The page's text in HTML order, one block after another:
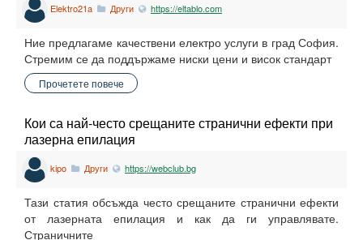
Elektro21a Други https://eltablo.com
Ние предлагаме качествени електро услуги в град София.
Стремим се да поддържаме ниски цени и висок стандарт
Прочетете повече
Кои са най-често срещаните странични ефекти при
лазерна епилация
kipo Други https://webclub.bg
Тази статия обсъжда често срещаните странични ефекти
от лазерната епилация и как да ги управлявате.
Страничните